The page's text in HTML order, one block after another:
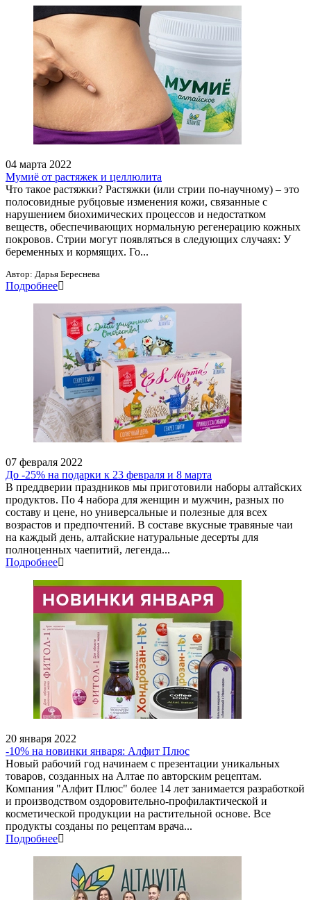
04 марта 2022
Мумиё от растяжек и целлюлита
Что такое растяжки? Растяжки (или стрии по-научному) – это
полосовидные рубцовые изменения кожи, связанные с
нарушением биохимических процессов и недостатком
веществ, обеспечивающих нормальную регенерацию кожных
покровов. Стрии могут появляться в следующих случаях: У
беременных и кормящих. Го...
Автор: Дарья Береснева
Подробнее
07 февраля 2022
До -25% на подарки к 23 февраля и 8 марта
В преддверии праздников мы приготовили наборы алтайских
продуктов. По 4 набора для женщин и мужчин, разных по
составу и цене, но универсальные и полезные для всех
возрастов и предпочтений. В составе вкусные травяные чаи
на каждый день, алтайские натуральные десерты для
полноценных чаепитий, легенда...
Подробнее
20 января 2022
-10% на новинки января: Алфит Плюс
Новый рабочий год начинаем с презентации уникальных
товаров, созданных на Алтае по авторским рецептам.
Компания "Алфит Плюс" более 14 лет занимается разработкой
и производством оздоровительно-профилактической и
косметической продукции на растительной основе. Все
продукты созданы по рецептам врача...
Подробнее